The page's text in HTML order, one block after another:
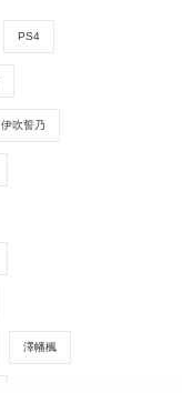
PS4
伊吹誓乃
澤幡楓